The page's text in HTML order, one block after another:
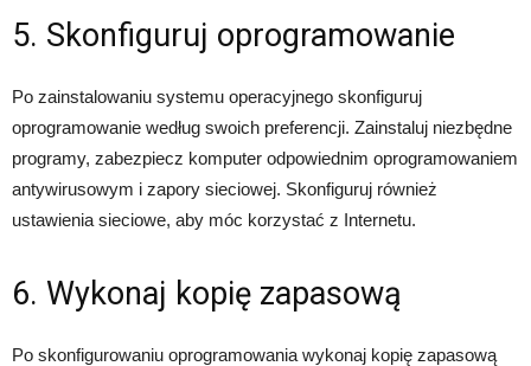
5. Skonfiguruj oprogramowanie
Po zainstalowaniu systemu operacyjnego skonfiguruj
oprogramowanie według swoich preferencji. Zainstaluj niezbędne
programy, zabezpiecz komputer odpowiednim oprogramowaniem
antywirusowym i zapory sieciowej. Skonfiguruj również
ustawienia sieciowe, aby móc korzystać z Internetu.
6. Wykonaj kopię zapasową
Po skonfigurowaniu oprogramowania wykonaj kopię zapasową